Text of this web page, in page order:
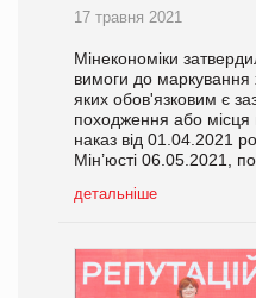
17 травня 2021
Мінекономіки
вимоги до маркування
яких обов'язковим є
походження або місця
наказ від 01.04.2021
Мін’юсті 06.05.2021,
детальніше